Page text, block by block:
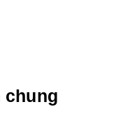
chung